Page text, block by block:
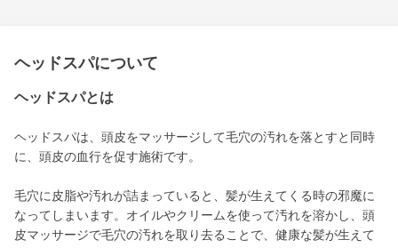
ヘッドスパについて
ヘッドスパとは
ヘッドスパは、頭皮をマッサージして毛穴の汚れを落とすと同時
に、頭皮の血行を促す施術です。
毛穴に皮脂や汚れが詰まっていると、髪が生えてくる時の邪魔に
なってしまいます。オイルやクリームを使って汚れを溶かし、頭
皮マッサージで毛穴の汚れを取り去ることで、健康な髪が生えて